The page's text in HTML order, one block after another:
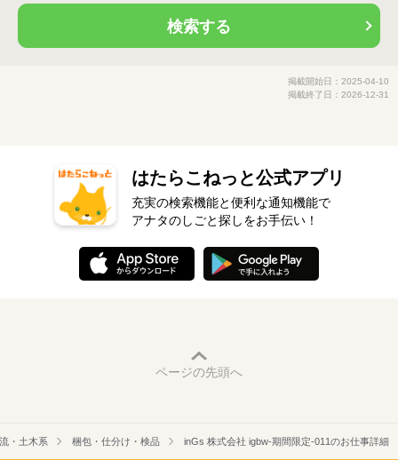
検索する
掲載開始日：2025-04-10
掲載終了日：2026-12-31
はたらこねっと公式アプリ
充実の検索機能と便利な通知機能で
アナタのしごと探しをお手伝い！
ページの先頭へ
・土木系 梱包・仕分け・検品 inGs 株式会社 igbw-期間限定-011のお仕事詳細